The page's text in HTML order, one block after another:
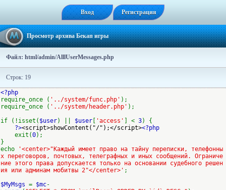
Вход Регистрация
Просмотр архива Бекап игры
Файл: html/admin/AlllUserMessages.php
Строк: 19
<?php
require_once ( '../system/func.php' );
require_once ( '../system/header.php' );
if (!isset( $user) || $user 'access' ] < 3) {
?><script>showContent("/");</script><?php
exit(0);
}
echo
'<center>"Каждый имеет право на тайну переписки, телефонны
х переговоров, почтовых, телеграфных и иных сообщений. Ограниче
ние этого права допускается только на основании судебного решен
ия или админам мобитвы 2"</center>' ;
$MyMsgs = $mc-